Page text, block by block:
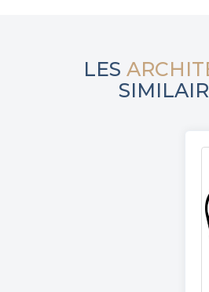
LES